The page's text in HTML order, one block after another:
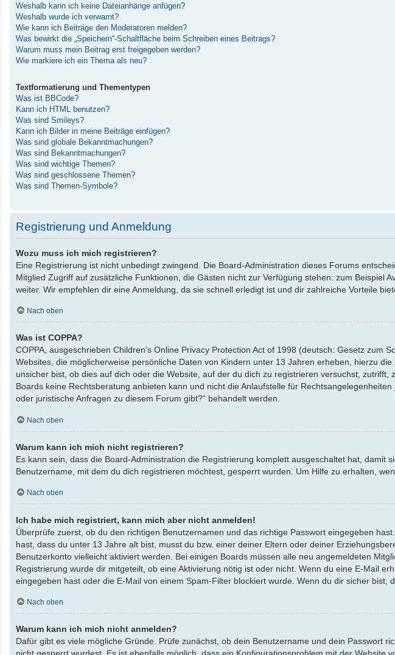
Weshalb kann ich keine Dateianhänge anfügen?
Weshalb wurde ich verwarnt?
Wie kann ich Beiträge den Moderatoren melden?
Was bewirkt die „Speichern“-Schaltfläche beim Schreiben eines Beitrags?
Warum muss mein Beitrag erst freigegeben werden?
Wie markiere ich ein Thema als neu?
Textformatierung und Thementypen
Was ist BBCode?
Kann ich HTML benutzen?
Was sind Smileys?
Kann ich Bilder in meine Beiträge einfügen?
Was sind globale Bekanntmachungen?
Was sind Bekanntmachungen?
Was sind wichtige Themen?
Was sind geschlossene Themen?
Was sind Themen-Symbole?
Registrierung und Anmeldung
Wozu muss ich mich registrieren?
Eine Registrierung ist nicht unbedingt zwingend. Die Board-Administration dieses Forums
Mitglied Zugriff auf zusätzliche Funktionen, die Gästen nicht zur Verfügung stehen: zum Beispiel
weiter. Wir empfehlen dir eine Anmeldung, da sie schnell erledigt ist und dir zahlreiche Vorteile
Nach oben
Was ist COPPA?
COPPA, ausgeschrieben Children’s Online Privacy Protection Act of 1998 (deutsch: Gesetz
Websites, die möglicherweise persönliche Daten von Kindern unter 13 Jahren erheben, hierzu
unsicher bist, ob dies auf dich oder die Website, auf der du dich zu registrieren versuchst,
Boards keine Rechtsberatung anbieten kann und nicht die Anlaufstelle für
oder juristische Anfragen zu diesem Forum gibt?“ behandelt werden.
Nach oben
Warum kann ich mich nicht registrieren?
Es kann sein, dass die Board-Administration die Registrierung komplett ausgeschaltet hat,
Benutzername, mit dem du dich registrieren möchtest, gesperrt wurden. Um Hilfe zu erhalten,
Nach oben
Ich habe mich registriert, kann mich aber nicht anmelden!
Überprüfe zuerst, ob du den richtigen Benutzernamen und das richtige Passwort eingegeben
hast, dass du unter 13 Jahre alt bist, musst du bzw. einer deiner Eltern oder deiner
Benutzerkonto vielleicht aktiviert werden. Bei einigen Boards müssen alle neu angemeldeten
Registrierung wurde dir mitgeteilt, ob eine Aktivierung nötig ist oder nicht. Wenn du eine E-Mail
eingegeben hast oder die E-Mail von einem Spam-Filter blockiert wurde. Wenn du dir sicher
Nach oben
Warum kann ich mich nicht anmelden?
Dafür gibt es viele mögliche Gründe. Prüfe zunächst, ob dein Benutzername und dein Passwort